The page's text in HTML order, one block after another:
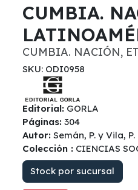
CUMBIA.
CUMBIA. NACIÓN,
SKU: ODI0958
Editorial: GORLA
Páginas: 304
Autor: Semán, P. y Vila,
Colección : CIENCIAS
Stock por sucursal